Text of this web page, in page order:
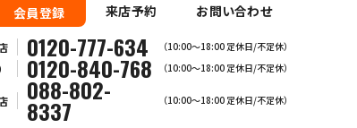
会員登録 来店予約 お問い合わせ
0120-777-634 （10:00～18:00 定休日/不定休）
0120-840-768 （10:00〜18:00 定休日/不定休）
088-802-
8337 （10:00～18:00 定休日/不定休）